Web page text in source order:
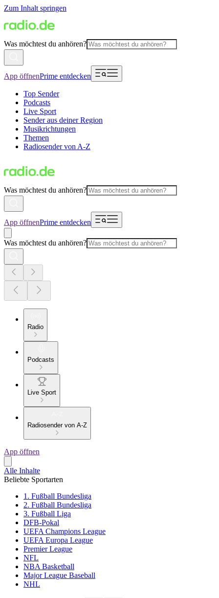
Zum Inhalt springen
Was möchtest du anhören?
App öffnenPrime entdecken
Top Sender
Podcasts
Live Sport
Sender aus deiner Region
Musikrichtungen
Themen
Radiosender von A-Z
Was möchtest du anhören?
App öffnenPrime entdecken
Was möchtest du anhören?
Radio
Podcasts
Live Sport
Radiosender von A-Z
App öffnen
Alle Inhalte
Beliebte Sportarten
1. Fußball Bundesliga
2. Fußball Bundesliga
3. Fußball Liga
DFB-Pokal
UEFA Champions League
UEFA Europa League
Premier League
NFL
NBA Basketball
Major League Baseball
NHL